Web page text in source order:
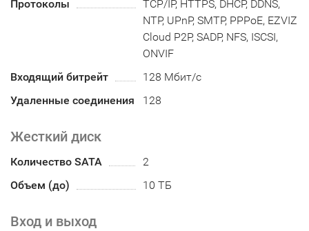
Протоколы
TCP/IP, HTTPS, DHCP, DDNS,
NTP, UPnP, SMTP, PPPoE, EZVIZ
Cloud P2P, SADP, NFS, ISCSI,
ONVIF
Входящий битрейт
128 Мбит/с
Удаленные соединения
128
Жесткий диск
Количество SATA
2
Объем (до)
10 ТБ
Вход и выход